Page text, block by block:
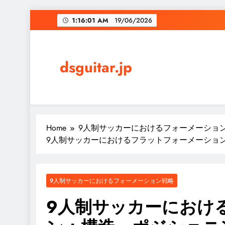
to
1:16:02 AM 19/06/2026
dsguitar.jp
Home
9人制サッカーにおけるフォーメーショ
9人制サッカーにおけるフラットフォーメーショ
9人制サッカーにおけるフォーメーション戦略
9人制サッカーにおけ